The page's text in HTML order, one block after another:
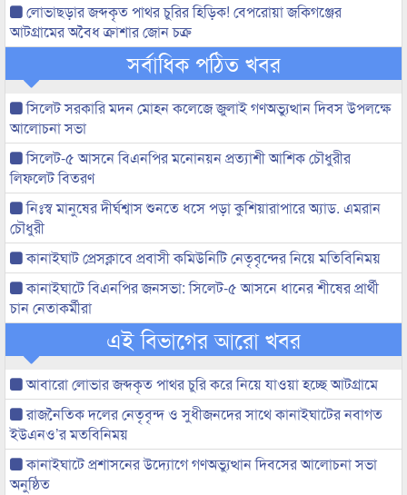
লোভাছড়ার জব্দকৃত পাথর চুরির হিড়িক! বেপরোয়া জকিগঞ্জের
আটগ্রামের অবৈধ ক্রাশার জোন চক্র
সর্বাধিক পঠিত খবর
সিলেট সরকারি মদন মোহন কলেজে জুলাই গণঅভ্যুত্থান দিবস উপলক্ষে
আলোচনা সভা
সিলেট-৫ আসনে বিএনপির মনোনয়ন প্রত্যাশী আশিক চৌধুরীর
লিফলেট বিতরণ
নিঃস্ব মানুষের দীর্ঘশ্বাস শুনতে ধসে পড়া কুশিয়ারাপারে অ্যাড. এমরান
চৌধুরী
কানাইঘাট প্রেসক্লাবে প্রবাসী কমিউনিটি নেতৃবৃন্দের নিয়ে মতিবিনিময়
কানাইঘাটে বিএনপির জনসভা: সিলেট-৫ আসনে ধানের শীষের প্রার্থী
চান নেতাকর্মীরা
এই বিভাগের আরো খবর
আবারো লোভার জব্দকৃত পাথর চুরি করে নিয়ে যাওয়া হচ্ছে আটগ্রামে
রাজনৈতিক দলের নেতৃবৃন্দ ও সুধীজনদের সাথে কানাইঘাটের নবাগত
ইউএনও’র মতবিনিময়
কানাইঘাটে প্রশাসনের উদ্যোগে গণঅভ্যুত্থান দিবসের আলোচনা সভা
অনুষ্ঠিত